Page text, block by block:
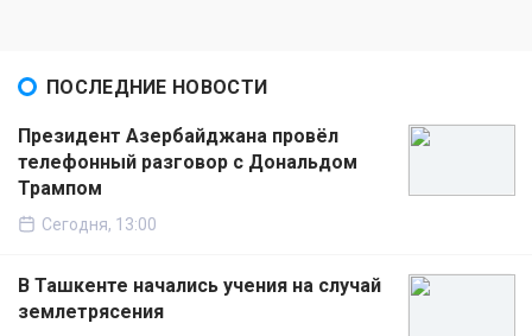
ПОСЛЕДНИЕ НОВОСТИ
Президент Азербайджана провёл
телефонный разговор с Дональдом
Трампом
Сегодня, 13:00
В Ташкенте начались учения на случай
землетрясения